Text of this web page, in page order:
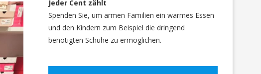
Jeder Cent zählt
Spenden Sie, um armen Familien ein warmes Essen
und den Kindern zum Beispiel die dringend
benötigten Schuhe zu ermöglichen.